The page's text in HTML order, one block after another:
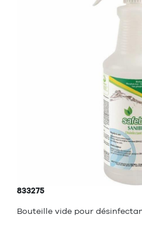
833275
Bouteille vide pour